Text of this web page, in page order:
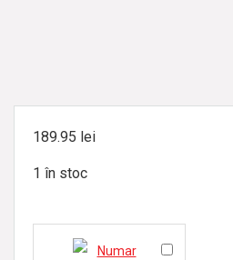
189.95 lei
1 în stoc
N